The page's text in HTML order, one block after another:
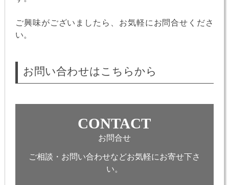
ご興味がございましたら、お気軽にお問合せくださ
い。
お問い合わせはこちらから
CONTACT
お問合せ
ご相談・お問い合わせなどお気軽にお寄せ下さ
い。